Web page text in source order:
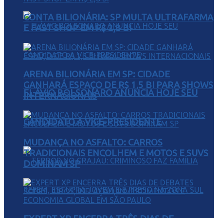
FLÁVIO BOLSONARO ANUNCIA HOJE SEU
CANDIDATO A VICE-PRESIDENTE
CONTA BILIONÁRIA: SP MULTA ULTRAFARMA
E FAST SHOP EM R$ 2,8 BI
ARENA BILIONÁRIA EM SP: CIDADE
GANHARÁ ESPAÇO DE R$ 1,5 BI PARA SHOWS
INTERNACIONAIS
MUDANÇA NO ASFALTO: CARROS
TRADICIONAIS ENCOLHEM E MOTOS E SUVS
DOMINAM SP